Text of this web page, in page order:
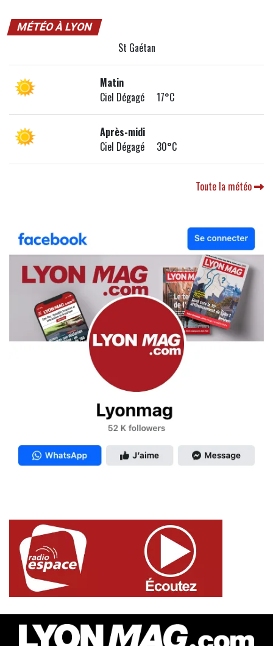
MÉTÉO À LYON
St Gaétan
Matin
Ciel Dégagé 17°C
Après-midi
Ciel Dégagé 30°C
Toute la météo